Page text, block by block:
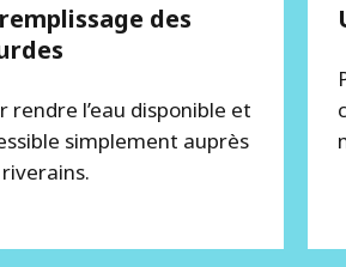
des
rendre l’eau disponible et
simplement auprès